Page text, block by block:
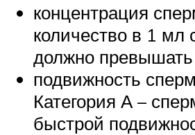
концентрация
количество в 1 мл
должно
подвижность
Категория А –
быстрой